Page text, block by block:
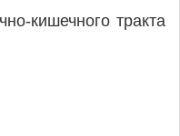
кишечного тракта